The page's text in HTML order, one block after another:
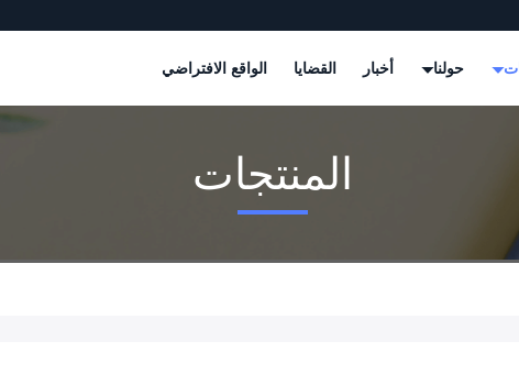
حولنا أخبار القضايا الواقع الافتراضي
المنتجات